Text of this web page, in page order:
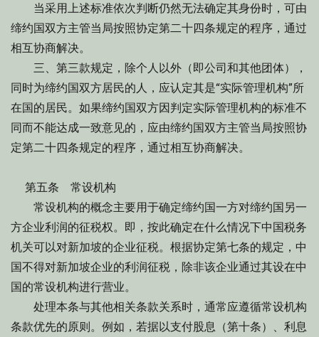
当采用上述标准依次判断仍然无法确定其身份时，可由
缔约国双方主管当局按照协定第二十四条规定的程序，通过
相互协商解决。
三、第三款规定，除个人以外（即公司和其他团体），
同时为缔约国双方居民的人，应认定其是“实际管理机构”所
在国的居民。如果缔约国双方因判定实际管理机构的标准不
同而不能达成一致意见的，应由缔约国双方主管当局按照协
定第二十四条规定的程序，通过相互协商解决。
第五条 常设机构
常设机构的概念主要用于确定缔约国一方对缔约国另一
方企业利润的征税权。即，按此确定在什么情况下中国税务
机关可以对新加坡的企业征税。根据协定第七条的规定，中
国不得对新加坡企业的利润征税，除非该企业通过其设在中
国的常设机构进行营业。
处理本条与其他相关条款关系时，通常应遵循常设机构
条款优先的原则。例如，若据以支付股息（第十条）、利息